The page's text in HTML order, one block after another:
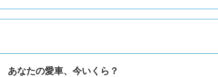
あなたの愛車、今いくら？